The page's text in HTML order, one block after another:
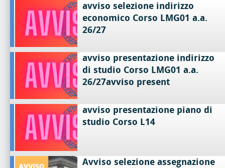
avviso selezione indirizzo
economico Corso LMG01 a.a.
26/27
avviso presentazione indirizzo
di studio Corso LMG01 a.a.
26/27avviso present
avviso presentazione piano di
studio Corso L14
Avviso selezione assegnazione